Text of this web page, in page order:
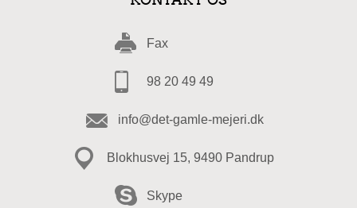
Fax
98 20 49 49
info@det-gamle-mejeri.dk
Blokhusvej 15, 9490 Pandrup
Skype